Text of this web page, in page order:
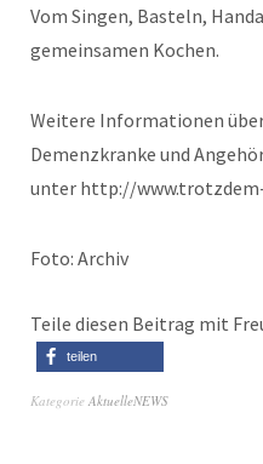
Vom Singen, Basteln,
gemeinsamen Kochen.
Weitere Informationen
Demenzkranke und
unter http://
Foto: Archiv
Teile diesen Beitrag mit
teilen
Kategorie AktuelleNEWS